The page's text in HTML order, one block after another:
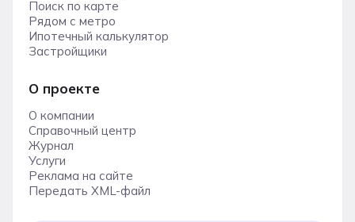
Поиск по карте
Рядом с метро
Ипотечный калькулятор
Застройщики
О проекте
О компании
Справочный центр
Журнал
Услуги
Реклама на сайте
Передать XML-файл